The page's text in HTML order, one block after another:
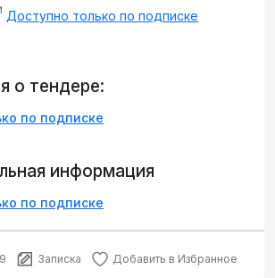
Доступно только по подписке
о тендере:
по подписке
информация
по подписке
9 Записка Добавить в Избранное